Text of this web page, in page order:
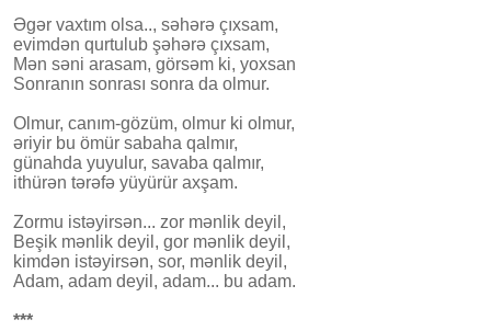
Əgər vaxtım olsa.., səhərə çıxsam,
evimdən qurtulub şəhərə çıxsam,
Mən səni arasam, görsəm ki, yoxsan
Sonranın sonrası sonra da olmur.
Olmur, canım-gözüm, olmur ki olmur,
əriyir bu ömür sabaha qalmır,
günahda yuyulur, savaba qalmır,
ithürən tərəfə yüyürür axşam.
Zormu istəyirsən... zor mənlik deyil,
Beşik mənlik deyil, gor mənlik deyil,
kimdən istəyirsən, sor, mənlik deyil,
Adam, adam deyil, adam... bu adam.
***